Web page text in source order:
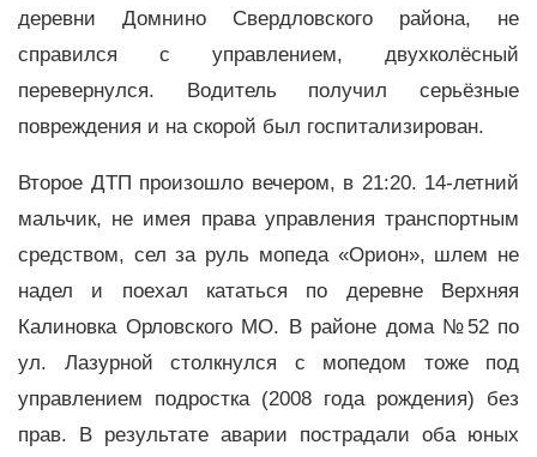
деревни Домнино Свердловского района, не
справился с управлением, двухколёсный
перевернулся. Водитель получил серьёзные
повреждения и на скорой был госпитализирован.
Второе ДТП произошло вечером, в 21:20. 14-летний
мальчик, не имея права управления транспортным
средством, сел за руль мопеда «Орион», шлем не
надел и поехал кататься по деревне Верхняя
Калиновка Орловского МО. В районе дома №52 по
ул. Лазурной столкнулся с мопедом тоже под
управлением подростка (2008 года рождения) без
прав. В результате аварии пострадали оба юных